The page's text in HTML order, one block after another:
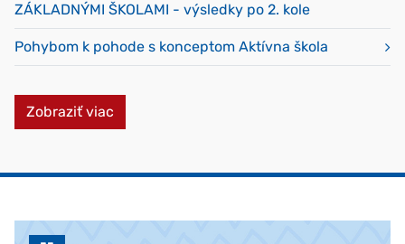
ZÁKLADNÝMI ŠKOLAMI - výsledky po 2. kole
Pohybom k pohode s konceptom Aktívna škola
Zobraziť viac
AKTUALITY